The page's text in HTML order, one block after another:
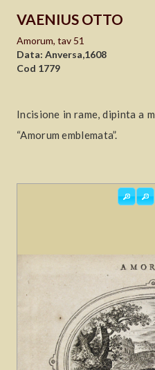
VAENIUS OTTO
Amorum, tav 51
Data: Anversa,1608
Cod 1779
Incisione in rame, dipinta a
“Amorum emblemata”.